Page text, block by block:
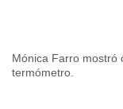
Mónica Farro mostró
termómetro.